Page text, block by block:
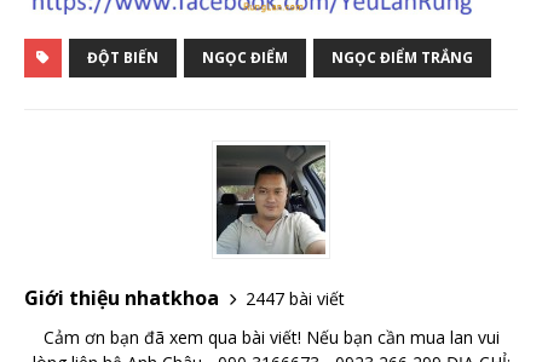
ĐỘT BIẾN NGỌC ĐIỂM NGỌC ĐIỂM TRẮNG
Giới thiệu nhatkhoa
2447 bài viết
Cảm ơn bạn đã xem qua bài viết! Nếu bạn cần mua lan vui